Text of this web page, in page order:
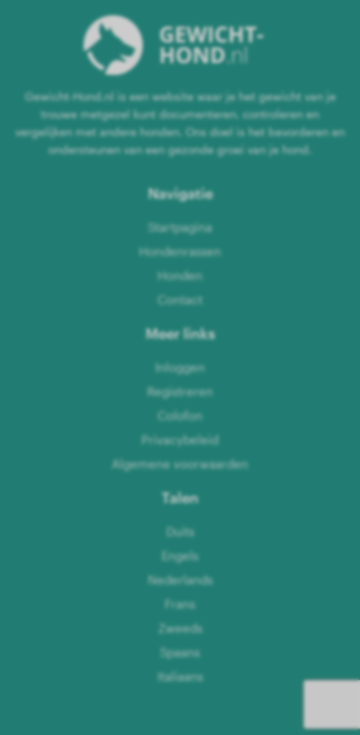
Gewicht-Hond.nl is een website waar je het gewicht van je
trouwe metgezel kunt documenteren, controleren en
vergelijken met andere honden. Ons doel is het bevorderen en
ondersteunen van een gezonde groei van je hond.
Navigatie
Startpagina
Hondenrassen
Honden
Contact
Meer links
Inloggen
Registreren
Colofon
Privacybeleid
Algemene voorwaarden
Talen
Duits
Engels
Nederlands
Frans
Zweeds
Spaans
Italiaans